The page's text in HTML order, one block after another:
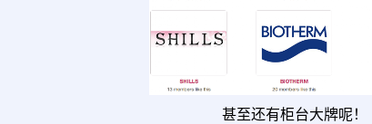
甚至还有柜台大牌呢！